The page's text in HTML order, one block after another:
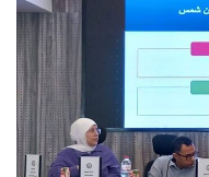
تواصل معنا
الطلاب
هيئة التدريس